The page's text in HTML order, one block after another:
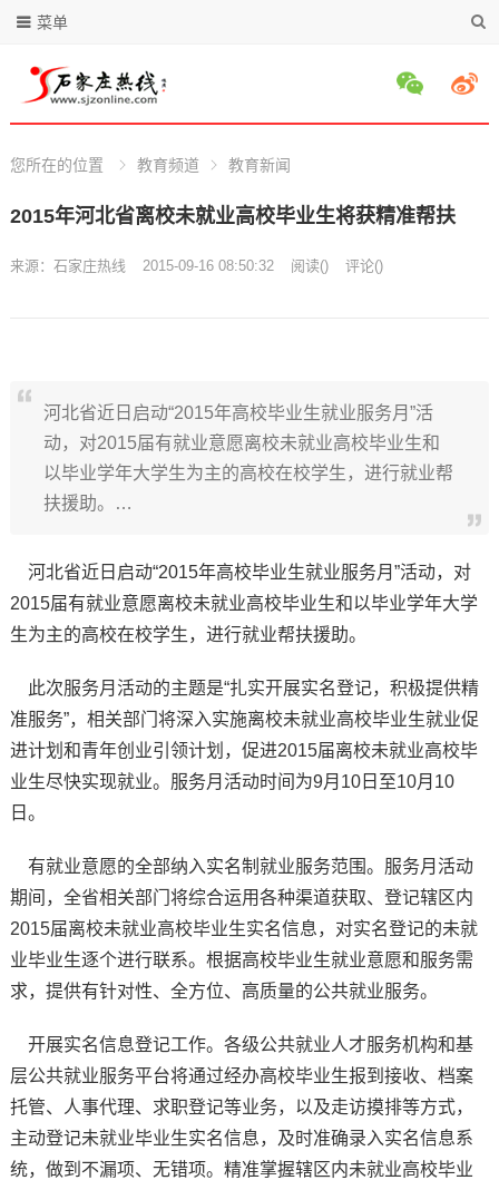
菜单
您所在的位置 教育频道 教育新闻
2015年河北省离校未就业高校毕业生将获精准帮扶
来源： 石家庄热线 2015-09-16 08:50:32 阅读() 评论()
河北省近日启动“2015年高校毕业生就业服务月”活
动，对2015届有就业意愿离校未就业高校毕业生和
以毕业学年大学生为主的高校在校学生，进行就业帮
扶援助。…
河北省近日启动“2015年高校毕业生就业服务月”活动，对
2015届有就业意愿离校未就业高校毕业生和以毕业学年大学
生为主的高校在校学生，进行就业帮扶援助。
此次服务月活动的主题是“扎实开展实名登记，积极提供精
准服务”，相关部门将深入实施离校未就业高校毕业生就业促
进计划和青年创业引领计划，促进2015届离校未就业高校毕
业生尽快实现就业。服务月活动时间为9月10日至10月10
日。
有就业意愿的全部纳入实名制就业服务范围。服务月活动
期间，全省相关部门将综合运用各种渠道获取、登记辖区内
2015届离校未就业高校毕业生实名信息，对实名登记的未就
业毕业生逐个进行联系。根据高校毕业生就业意愿和服务需
求，提供有针对性、全方位、高质量的公共就业服务。
开展实名信息登记工作。各级公共就业人才服务机构和基
层公共就业服务平台将通过经办高校毕业生报到接收、档案
托管、人事代理、求职登记等业务，以及走访摸排等方式，
主动登记未就业毕业生实名信息，及时准确录入实名信息系
统，做到不漏项、无错项。精准掌握辖区内未就业高校毕业